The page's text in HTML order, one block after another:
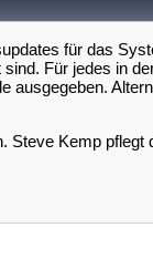
für das
Für jedes in
ausgegeben.
Steve Kemp pflegt